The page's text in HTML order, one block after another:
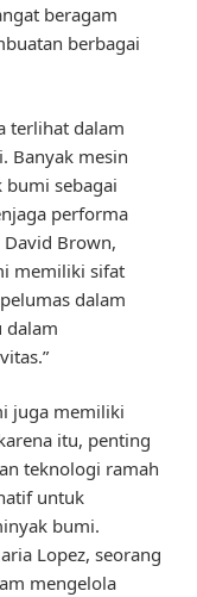
beragam
berbagai
terlihat dalam
Banyak mesin
bumi sebagai
performa
Brown,
memiliki sifat
dalam
dalam
juga memiliki
itu, penting
teknologi ramah
untuk
bumi.
Lopez, seorang
mengelola